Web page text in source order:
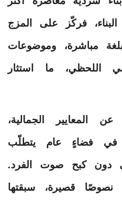
فركّز على المزج
مباشرة، وموضوعات
اللحظي، ما استثار
المعايير الجمالية،
في فضاءٍ عام يتطلّب
دون كبح صوت الفرد.
نصوصًا قصيرة، سبقتها